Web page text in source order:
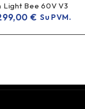
Light Bee 60V V3
€ Su PVM.